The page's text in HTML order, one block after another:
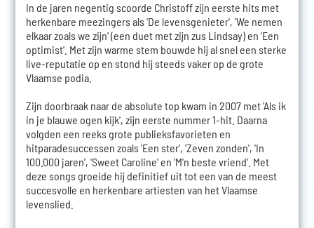
In de jaren negentig scoorde Christoff zijn eerste hits met
herkenbare meezingers als 'De levensgenieter', 'We nemen
elkaar zoals we zijn' (een duet met zijn zus Lindsay) en 'Een
optimist'. Met zijn warme stem bouwde hij al snel een sterke
live-reputatie op en stond hij steeds vaker op de grote
Vlaamse podia.
Zijn doorbraak naar de absolute top kwam in 2007 met 'Als ik
in je blauwe ogen kijk', zijn eerste nummer 1-hit. Daarna
volgden een reeks grote publieksfavorieten en
hitparadesuccessen zoals 'Een ster', 'Zeven zonden', 'In
100.000 jaren', 'Sweet Caroline' en 'M'n beste vriend'. Met
deze songs groeide hij definitief uit tot een van de meest
succesvolle en herkenbare artiesten van het Vlaamse
levenslied.